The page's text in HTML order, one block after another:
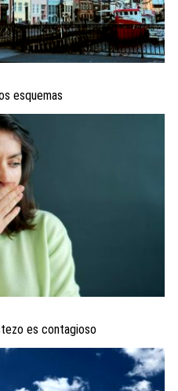
esquemas
es contagioso